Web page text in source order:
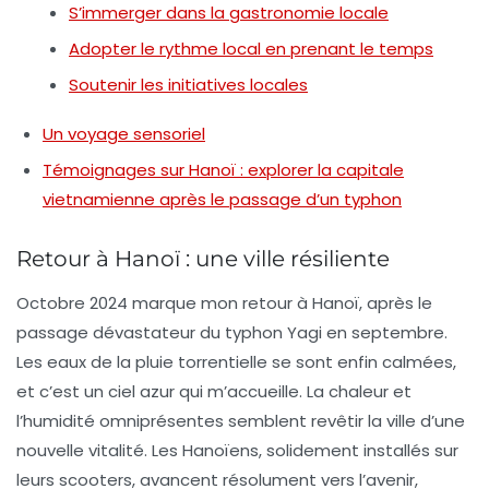
S’immerger dans la gastronomie locale
Adopter le rythme local en prenant le temps
Soutenir les initiatives locales
Un voyage sensoriel
Témoignages sur Hanoï : explorer la capitale
vietnamienne après le passage d’un typhon
Retour à Hanoï : une ville résiliente
Octobre 2024 marque mon retour à Hanoï, après le
passage dévastateur du typhon Yagi en septembre.
Les eaux de la pluie torrentielle se sont enfin calmées,
et c’est un ciel azur qui m’accueille. La chaleur et
l’humidité omniprésentes semblent revêtir la ville d’une
nouvelle vitalité. Les Hanoïens, solidement installés sur
leurs scooters, avancent résolument vers l’avenir,